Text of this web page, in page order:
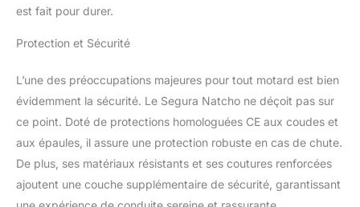
est fait pour durer.
Protection et Sécurité
L’une des préoccupations majeures pour tout motard est bien
évidemment la sécurité. Le Segura Natcho ne déçoit pas sur
ce point. Doté de protections homologuées CE aux coudes et
aux épaules, il assure une protection robuste en cas de chute.
De plus, ses matériaux résistants et ses coutures renforcées
ajoutent une couche supplémentaire de sécurité, garantissant